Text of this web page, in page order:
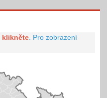
klikněte Pro zobrazení